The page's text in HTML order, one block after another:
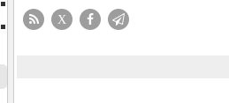
X